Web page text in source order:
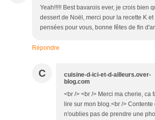
Yeah!!!!! Best bavarois ever, je crois bien
dessert de Noël, merci pour la recette K
pensées pour vous, bonne fêtes de fin
Répondre
C
cuisine-d-ici-et-d-ailleurs.over-
blog.com
<br /> <br /> Merci ma cherie, ca
lire sur mon blog.<br />
n'oublies pas de prendre une